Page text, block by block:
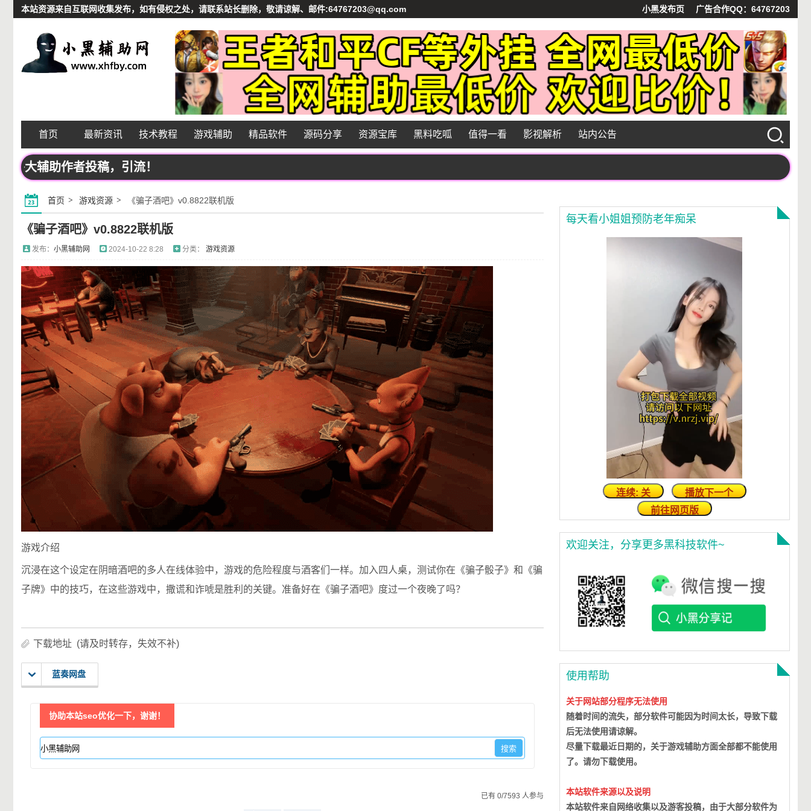
本站资源来自互联网收集发布，如有侵权之处，请联系站长删除，敬请谅解、邮件:64767203@qq.com 小黑发布页 广告合作QQ：64767203
首页 最新资讯 技术教程 游戏辅助 精品软件 源码分享 资源宝库 黑料吃呱 值得一看 影视解析 站内公告
辅助作者投稿，引流！
首页 游戏资源 《骗子酒吧》v0.8822联机版
《骗子酒吧》v0.8822联机版
发布： 小黑辅助网 2024-10-22 8:28 分类： 游戏资源
游戏介绍
沉浸在这个设定在阴暗酒吧的多人在线体验中，游戏的危险程度与酒客们一样。加入四人桌，测试你在《骗子骰子》和《骗
子牌》中的技巧，在这些游戏中，撒谎和诈唬是胜利的关键。准备好在《骗子酒吧》度过一个夜晚了吗？
下载地址 (请及时转存，失效不补)
蓝奏网盘
协助本站seo优化一下，谢谢！
已有 0/7593 人参与
每天看小姐姐预防老年痴呆
连续: 关
播放下一个
前往网页版
欢迎关注，分享更多黑科技软件~
使用帮助
关于网站部分程序无法使用
随着时间的流失，部分软件可能因为时间太长，导致下载
后无法使用请谅解。
尽量下载最近日期的，关于游戏辅助方面全部都不能使用
了。请勿下载使用。
本站软件来源以及说明
本站软件来自网络收集以及游客投稿，由于大部分软件为